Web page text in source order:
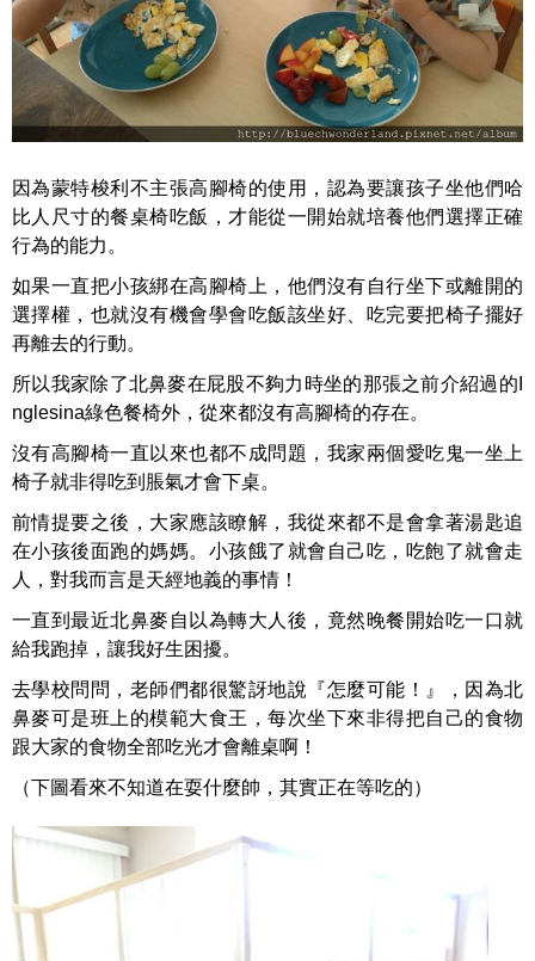
因為蒙特梭利不主張高腳椅的使用，認為要讓孩子坐他們哈
比人尺寸的餐桌椅吃飯，才能從一開始就培養他們選擇正確
行為的能力。
如果一直把小孩綁在高腳椅上，他們沒有自行坐下或離開的
選擇權，也就沒有機會學會吃飯該坐好、吃完要把椅子擺好
再離去的行動。
所以我家除了北鼻麥在屁股不夠力時坐的那張之前介紹過的I
nglesina綠色餐椅外，從來都沒有高腳椅的存在。
沒有高腳椅一直以來也都不成問題，我家兩個愛吃鬼一坐上
椅子就非得吃到脹氣才會下桌。
前情提要之後，大家應該瞭解，我從來都不是會拿著湯匙追
在小孩後面跑的媽媽。小孩餓了就會自己吃，吃飽了就會走
人，對我而言是天經地義的事情！
一直到最近北鼻麥自以為轉大人後，竟然晚餐開始吃一口就
給我跑掉，讓我好生困擾。
去學校問問，老師們都很驚訝地說『怎麼可能！』，因為北
鼻麥可是班上的模範大食王，每次坐下來非得把自己的食物
跟大家的食物全部吃光才會離桌啊！
（下圖看來不知道在耍什麼帥，其實正在等吃的）